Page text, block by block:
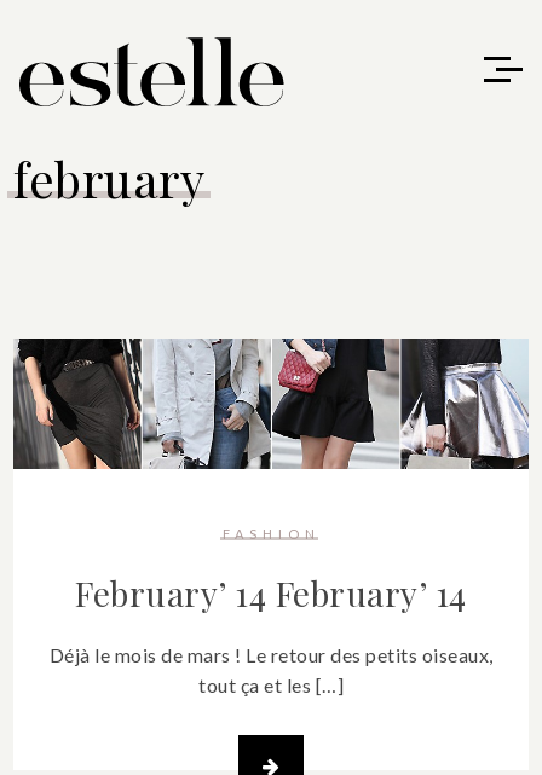
february
FASHION
February’ 14 February’ 14
Déjà le mois de mars ! Le retour des petits oiseaux,
tout ça et les […]